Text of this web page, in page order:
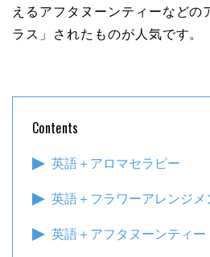
えるアフタヌーンティーなど
ラス」されたものが人気です。
Contents
英語＋アロマセラピー
英語＋フラワーアレンジメ
英語＋アフタヌーンティー